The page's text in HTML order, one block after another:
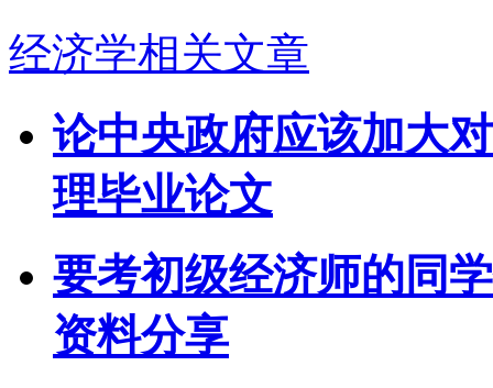
经济学相关文章
论中央政府应该加大
理毕业论文
要考初级经济师的同
资料分享